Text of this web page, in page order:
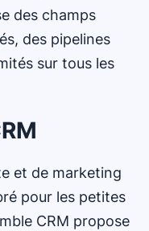
des champs
des pipelines
sur tous les
et de marketing
pour les petites
CRM propose